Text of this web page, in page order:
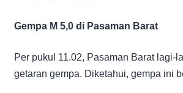
Gempa M 5,0 di Pasaman Barat
Per pukul 11.02, Pasaman Barat lagi-
getaran gempa. Diketahui, gempa ini